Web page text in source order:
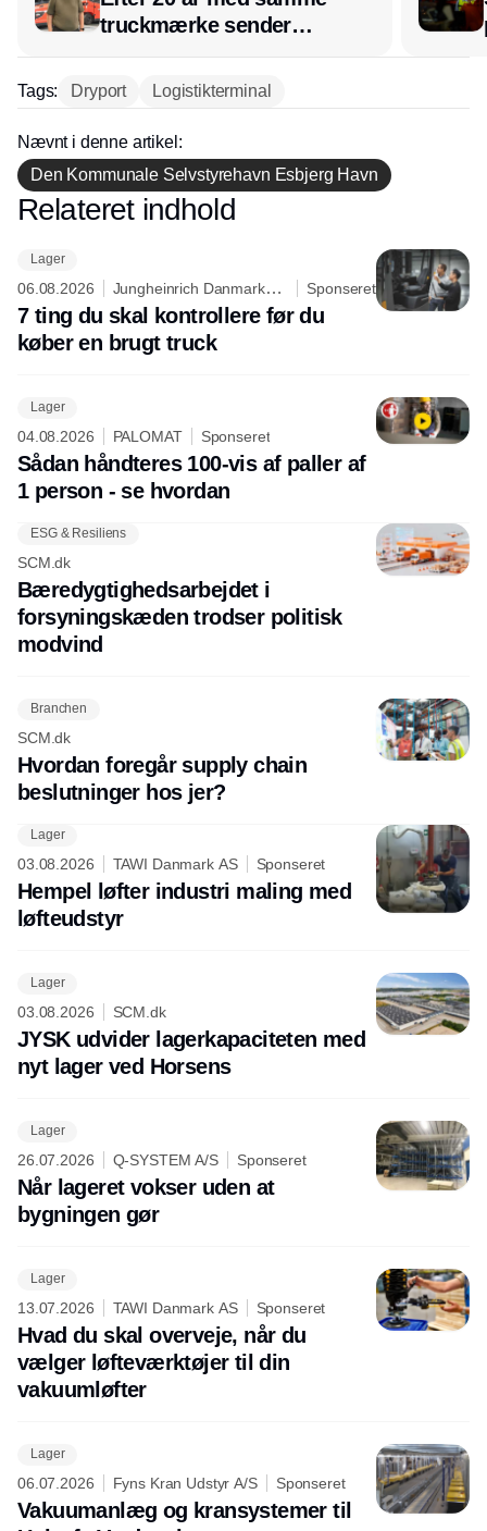
truckmærke sender
lagerchef stafetten videre
hos INOX
Tags: Dryport Logistikterminal
Nævnt i denne artikel:
Den Kommunale Selvstyrehavn Esbjerg Havn
Annonce
Relateret indhold
Lager
06.08.2026
Jungheinrich Danmark
A/S
Sponseret
7 ting du skal kontrollere før du
køber en brugt truck
Lager
04.08.2026 PALOMAT Sponseret
Sådan håndteres 100-vis af paller af
1 person - se hvordan
ESG & Resiliens
SCM.dk
Bæredygtighedsarbejdet i
forsyningskæden trodser politisk
modvind
Branchen
SCM.dk
Hvordan foregår supply chain
beslutninger hos jer?
Lager
03.08.2026 TAWI Danmark AS Sponseret
Hempel løfter industri maling med
løfteudstyr
Lager
03.08.2026 SCM.dk
JYSK udvider lagerkapaciteten med
nyt lager ved Horsens
Lager
26.07.2026 Q-SYSTEM A/S Sponseret
Når lageret vokser uden at
bygningen gør
Lager
13.07.2026 TAWI Danmark AS Sponseret
Hvad du skal overveje, når du
vælger løfteværktøjer til din
vakuumløfter
Lager
06.07.2026 Fyns Kran Udstyr A/S Sponseret
Vakuumanlæg og kransystemer til